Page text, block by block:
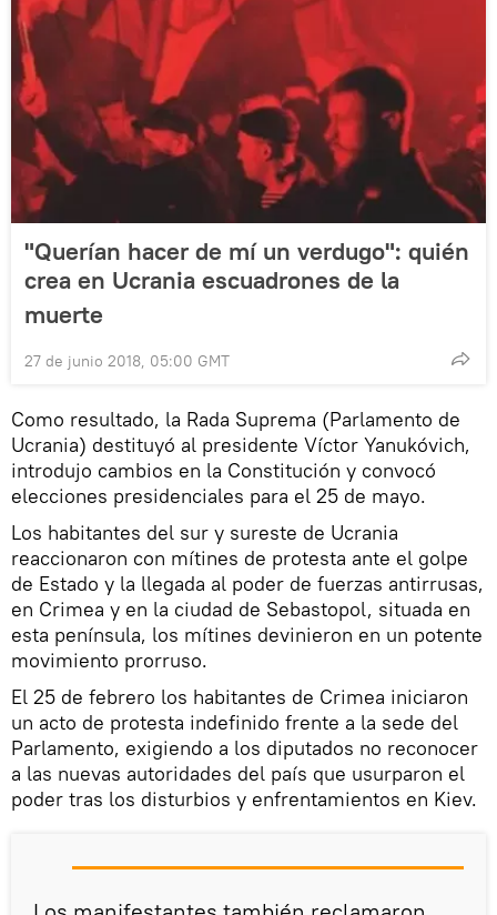
"Querían hacer de mí un verdugo": quién
crea en Ucrania escuadrones de la
muerte
27 de junio 2018, 05:00 GMT
Como resultado, la Rada Suprema (Parlamento de
Ucrania) destituyó al presidente Víctor Yanukóvich,
introdujo cambios en la Constitución y convocó
elecciones presidenciales para el 25 de mayo.
Los habitantes del sur y sureste de Ucrania
reaccionaron con mítines de protesta ante el golpe
de Estado y la llegada al poder de fuerzas antirrusas,
en Crimea y en la ciudad de Sebastopol, situada en
esta península, los mítines devinieron en un potente
movimiento prorruso.
El 25 de febrero los habitantes de Crimea iniciaron
un acto de protesta indefinido frente a la sede del
Parlamento, exigiendo a los diputados no reconocer
a las nuevas autoridades del país que usurparon el
poder tras los disturbios y enfrentamientos en Kiev.